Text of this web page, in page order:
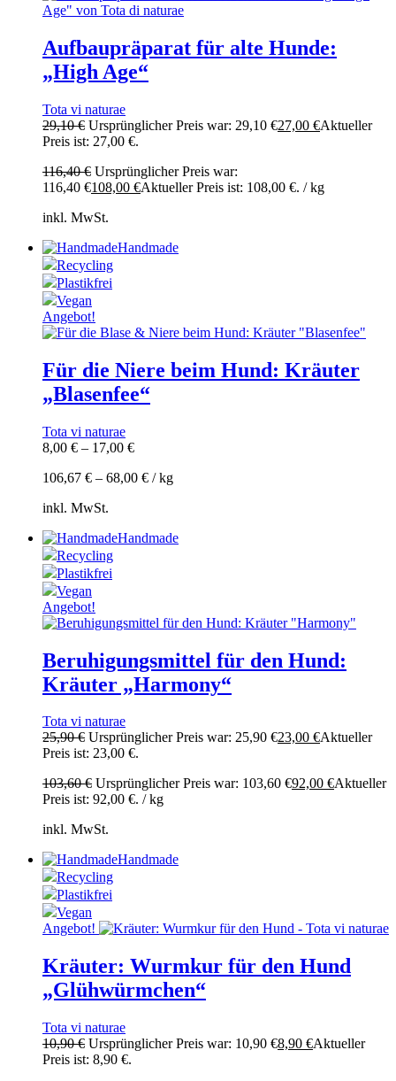
Aufbaupräparat für alte Hunde:
„High Age“
Tota vi naturae
29,10€ Ursprünglicher Preis war: 29,10 €27,00 €Aktueller
Preis ist: 27,00 €.
116,40€ Ursprünglicher Preis war:
116,40 €108,00 €Aktueller Preis ist: 108,00 €. /kg
inkl. MwSt.
Handmade
Recycling
Plastikfrei
Vegan
Angebot!
Für die Niere beim Hund: Kräuter
„Blasenfee“
Tota vi naturae
8,00 € – 17,00 €
106,67 € – 68,00 € /kg
inkl. MwSt.
Handmade
Recycling
Plastikfrei
Vegan
Angebot!
Beruhigungsmittel für den Hund:
Kräuter „Harmony“
Tota vi naturae
25,90€ Ursprünglicher Preis war: 25,90 €23,00 €Aktueller
Preis ist: 23,00 €.
103,60€ Ursprünglicher Preis war: 103,60 €92,00 €Aktueller
Preis ist: 92,00 €. /kg
inkl. MwSt.
Handmade
Recycling
Plastikfrei
Vegan
Angebot!
Kräuter: Wurmkur für den Hund
„Glühwürmchen“
Tota vi naturae
10,90€ Ursprünglicher Preis war: 10,90 €8,90 €Aktueller
Preis ist: 8,90 €.